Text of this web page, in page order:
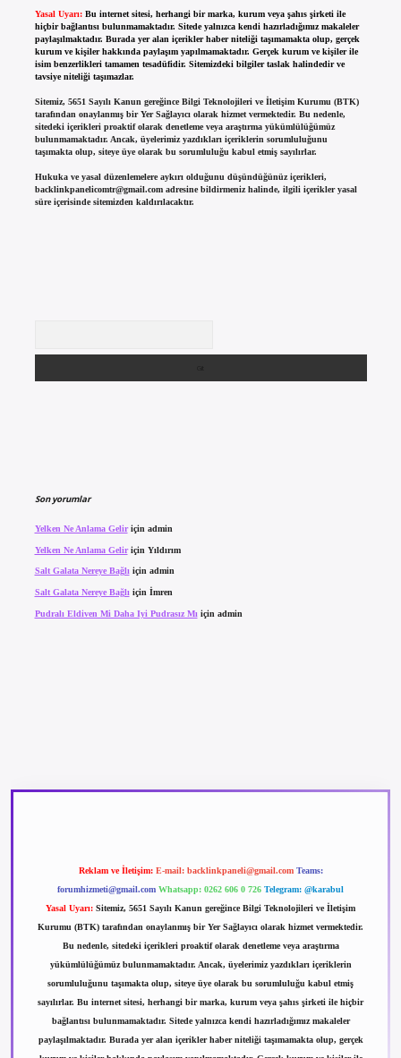
Yasal Uyarı: Bu internet sitesi, herhangi bir marka, kurum veya şahıs şirketi ile
hiçbir bağlantısı bulunmamaktadır. Sitede yalnızca kendi hazırladığımız makaleler
paylaşılmaktadır. Burada yer alan içerikler haber niteliği taşımamakta olup, gerçek
kurum ve kişiler hakkında paylaşım yapılmamaktadır. Gerçek kurum ve kişiler ile
isim benzerlikleri tamamen tesadüfidir. Sitemizdeki bilgiler taslak halindedir ve
tavsiye niteliği taşımazlar.
Sitemiz, 5651 Sayılı Kanun gereğince Bilgi Teknolojileri ve İletişim Kurumu (BTK)
tarafından onaylanmış bir Yer Sağlayıcı olarak hizmet vermektedir. Bu nedenle,
sitedeki içerikleri proaktif olarak denetleme veya araştırma yükümlülüğümüz
bulunmamaktadır. Ancak, üyelerimiz yazdıkları içeriklerin sorumluluğunu
taşımakta olup, siteye üye olarak bu sorumluluğu kabul etmiş sayılırlar.
Hukuka ve yasal düzenlemelere aykırı olduğunu düşündüğünüz içerikleri,
backlinkpanelicomtr@gmail.comadresine bildirmeniz halinde, ilgili içerikler yasal
süre içerisinde sitemizden kaldırılacaktır.
Son yorumlar
Yelken Ne Anlama Geliriçin admin
Yelken Ne Anlama Geliriçin Yıldırım
Salt Galata Nereye Bağlıiçin admin
Salt Galata Nereye Bağlı için İmren
Pudralı Eldiven Mi Daha Iyi Pudrasız Mı için admin
Reklam ve İletişim: E-mail: backlinkpaneli@gmail.com Teams:
forumhizmeti@gmail.com Whatsapp: 0262 606 0 726 Telegram: @karabul
Yasal Uyarı: Sitemiz, 5651 Sayılı Kanun gereğince Bilgi Teknolojileri ve İletişim
Kurumu (BTK) tarafından onaylanmış bir Yer Sağlayıcı olarak hizmet vermektedir.
Bu nedenle, sitedeki içerikleri proaktif olarak denetleme veya araştırma
yükümlülüğümüz bulunmamaktadır. Ancak, üyelerimiz yazdıkları içeriklerin
sorumluluğunu taşımakta olup, siteye üye olarak bu sorumluluğu kabul etmiş
sayılırlar. Bu internet sitesi, herhangi bir marka, kurum veya şahıs şirketi ile hiçbir
bağlantısı bulunmamaktadır. Sitede yalnızca kendi hazırladığımız makaleler
paylaşılmaktadır. Burada yer alan içerikler haber niteliği taşımamakta olup, gerçek